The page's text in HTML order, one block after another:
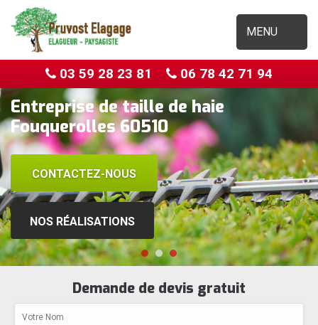
MENU
03 59 28 23 81 06 78 42 71 94
Entreprise de taille de haie
Fouquerolles 60510
CONTACTEZ-NOUS
NOS RÉALISATIONS
Demande de devis gratuit